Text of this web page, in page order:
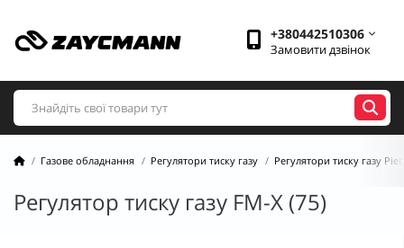
+380442510306
Замовити дзвінок
Газове обладнання Регулятори тиску газу Регулятори тиску газу
Регулятор тиску газу FМ-X (75)